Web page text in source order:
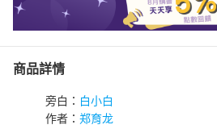
商品詳情
旁白： 白小白
作者： 郑育龙